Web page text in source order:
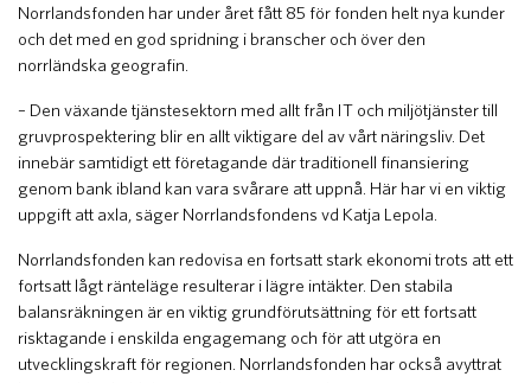
Norrlandsfonden har under året fått 85 för fonden helt nya kunder
och det med en god spridning i branscher och över den
norrländska geografin.
– Den växande tjänstesektorn med allt från IT och miljötjänster till
gruvprospektering blir en allt viktigare del av vårt näringsliv. Det
innebär samtidigt ett företagande där traditionell finansiering
genom bank ibland kan vara svårare att uppnå. Här har vi en viktig
uppgift att axla, säger Norrlandsfondens vd Katja Lepola.
Norrlandsfonden kan redovisa en fortsatt stark ekonomi trots att ett
fortsatt lågt ränteläge resulterar i lägre intäkter. Den stabila
balansräkningen är en viktig grundförutsättning för ett fortsatt
risktagande i enskilda engagemang och för att utgöra en
utvecklingskraft för regionen. Norrlandsfonden har också avyttrat